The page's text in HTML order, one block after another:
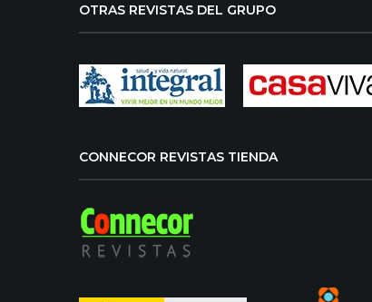
OTRAS REVISTAS DEL GRUPO
CONNECOR REVISTAS TIENDA